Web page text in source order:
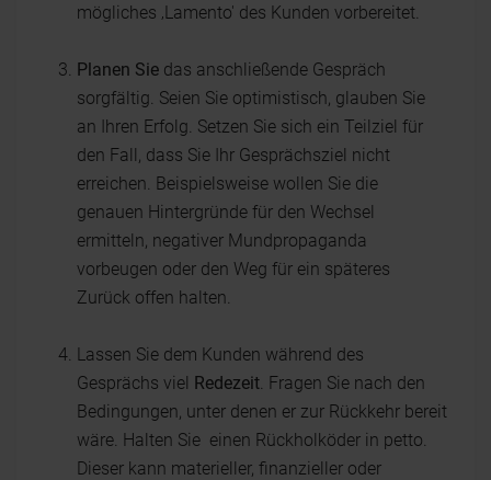
mögliches ‚Lamento' des Kunden vorbereitet.
Planen Sie das anschließende Gespräch
sorgfältig. Seien Sie optimistisch, glauben Sie
an Ihren Erfolg. Setzen Sie sich ein Teilziel für
den Fall, dass Sie Ihr Gesprächsziel nicht
erreichen. Beispielsweise wollen Sie die
genauen Hintergründe für den Wechsel
ermitteln, negativer Mundpropaganda
vorbeugen oder den Weg für ein späteres
Zurück offen halten.
Lassen Sie dem Kunden während des
Gesprächs viel Redezeit . Fragen Sie nach den
Bedingungen, unter denen er zur Rückkehr bereit
wäre. Halten Sie einen Rückholköder in petto.
Dieser kann materieller, finanzieller oder